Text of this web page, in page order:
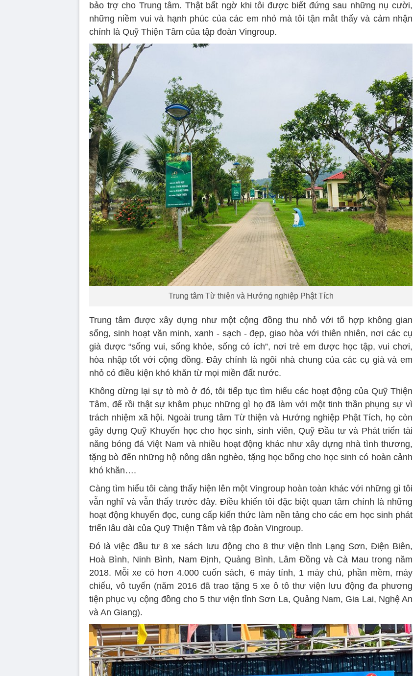
bảo trợ cho Trung tâm. Thật bất ngờ khi tôi được biết đứng sau những nụ cười,
những niềm vui và hạnh phúc của các em nhỏ mà tôi tận mắt thấy và cảm nhận
chính là Quỹ Thiện Tâm của tập đoàn Vingroup.
Trung tâm Từ thiện và Hướng nghiệp Phật Tích
Trung tâm được xây dựng như một cộng đồng thu nhỏ với tổ hợp không gian
sống, sinh hoạt văn minh, xanh - sạch - đẹp, giao hòa với thiên nhiên, nơi các cụ
già được “sống vui, sống khỏe, sống có ích”, nơi trẻ em được học tập, vui chơi,
hòa nhập tốt với cộng đồng. Đây chính là ngôi nhà chung của các cụ già và em
nhỏ có điều kiện khó khăn từ mọi miền đất nước.
Không dừng lại sự tò mò ở đó, tôi tiếp tục tìm hiểu các hoạt động của Quỹ Thiện
Tâm, để rồi thật sự khâm phục những gì họ đã làm với một tinh thần phụng sự vì
trách nhiệm xã hội. Ngoài trung tâm Từ thiện và Hướng nghiệp Phật Tích, họ còn
gây dựng Quỹ Khuyến học cho học sinh, sinh viên, Quỹ Đầu tư và Phát triển tài
năng bóng đá Việt Nam và nhiều hoạt động khác như xây dựng nhà tình thương,
tặng bò đến những hộ nông dân nghèo, tặng học bổng cho học sinh có hoàn cảnh
khó khăn….
Càng tìm hiểu tôi càng thấy hiện lên một Vingroup hoàn toàn khác với những gì tôi
vẫn nghĩ và vẫn thấy trước đây. Điều khiến tôi đặc biệt quan tâm chính là những
hoạt động khuyến đọc, cung cấp kiến thức làm nền tảng cho các em học sinh phát
triển lâu dài của Quỹ Thiện Tâm và tập đoàn Vingroup.
Đó là việc đầu tư 8 xe sách lưu động cho 8 thư viện tỉnh Lạng Sơn, Điện Biên,
Hoà Bình, Ninh Bình, Nam Định, Quảng Bình, Lâm Đồng và Cà Mau trong năm
2018. Mỗi xe có hơn 4.000 cuốn sách, 6 máy tính, 1 máy chủ, phần mềm, máy
chiếu, vô tuyến (năm 2016 đã trao tặng 5 xe ô tô thư viện lưu động đa phương
tiện phục vụ cộng đồng cho 5 thư viện tỉnh Sơn La, Quảng Nam, Gia Lai, Nghệ An
và An Giang).